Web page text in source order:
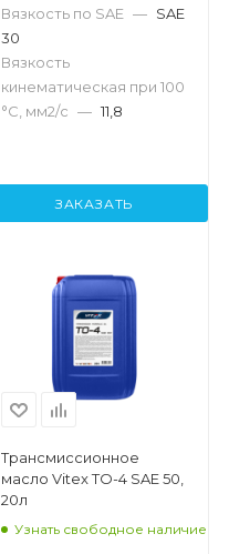
Вязкость по SAE — SAE
30
Вязкость
кинематическая при 100
°С, мм2/с — 11,8
ЗАКАЗАТЬ
Трансмиссионное
масло Vitex TO-4 SAE 50,
20л
Узнать свободное наличие